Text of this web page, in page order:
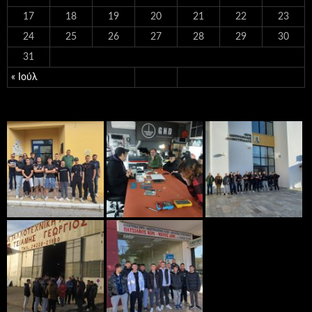
« Ιούλ
17 18 19 20 21 22 23
24 25 26 27 28 29 30
31